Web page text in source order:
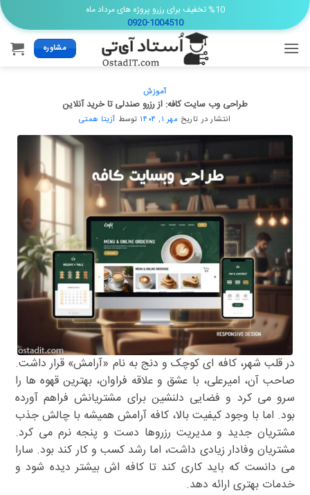
Skip
to
content
%10 تخفیف برای رزرو پروژه های مرداد ماه
0920-1004510
مشاوره
آموزش
طراحی وب سایت کافه: از رزرو صندلی تا خرید آنلاین
انتشار در تاریخ مهر ۱, ۱۴۰۴ توسط آزیتا همتی
در قلب شهر، کافه ای کوچک و دنج به نام «آرامش» قرار داشت.
صاحب آن، امیرعلی، با عشق و علاقه فراوان، بهترین قهوه ها را
سرو می کرد و فضایی دلنشین برای مشتریانش فراهم آورده
بود. اما با وجود کیفیت بالا، کافه آرامش همیشه با چالش جذب
مشتریان جدید و مدیریت رزروها دست و پنجه نرم می کرد.
مشتریان وفادار زیادی داشت، اما رشد کسب و کار کند بود. سارا
می دانست که باید کاری کند تا کافه اش بیشتر دیده شود و
خدمات بهتری ارائه دهد.